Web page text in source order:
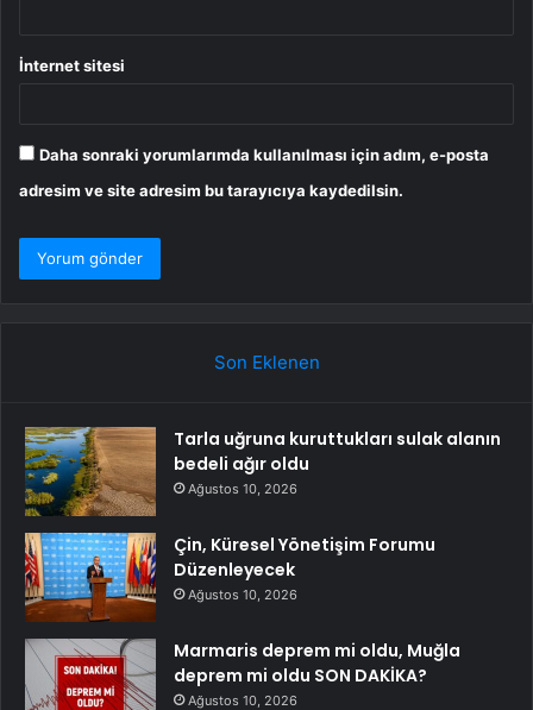
İnternet sitesi
Daha sonraki yorumlarımda kullanılması için adım, e-posta
adresim ve site adresim bu tarayıcıya kaydedilsin.
Son Eklenen
Tarla uğruna kuruttukları sulak alanın
bedeli ağır oldu
Ağustos 10, 2026
Çin, Küresel Yönetişim Forumu
Düzenleyecek
Ağustos 10, 2026
Marmaris deprem mi oldu, Muğla
deprem mi oldu SON DAKİKA?
Ağustos 10, 2026